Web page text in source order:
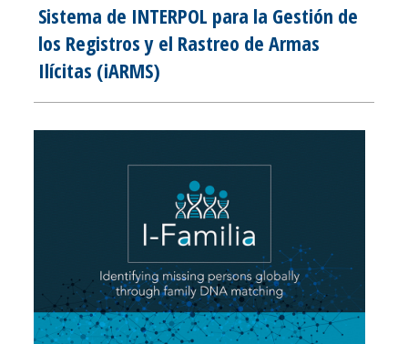
Sistema de INTERPOL para la Gestión de
los Registros y el Rastreo de Armas
Ilícitas (iARMS)